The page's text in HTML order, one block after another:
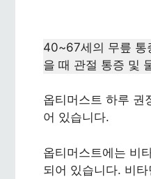
40~67세의 무릎 통
을 때 관절 통증 및
옵티머스트 하루
어 있습니다.
옵티머스트에는 비
되어 있습니다. 비